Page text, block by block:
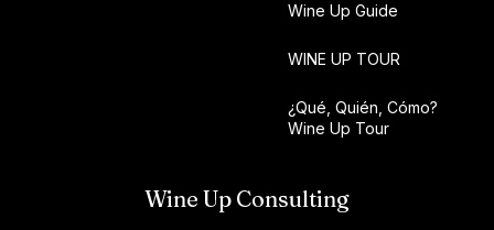
Wine Up Guide
WINE UP TOUR
¿Qué, Quién, Cómo?
Wine Up Tour
Wine Up Consulting